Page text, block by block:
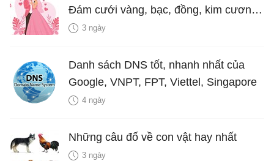
Đám cưới vàng, bạc, đồng, kim cương
là bao nhiêu năm?
3 ngày
Danh sách DNS tốt, nhanh nhất của
Google, VNPT, FPT, Viettel, Singapore
4 ngày
Những câu đố về con vật hay nhất
3 ngày